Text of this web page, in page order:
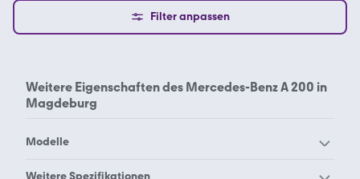
Filter anpassen
Weitere Eigenschaften des Mercedes-Benz A 200 in
Magdeburg
Modelle
Mercedes-Benz 190
Weitere Spezifikationen